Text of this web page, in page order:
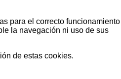
para el correcto funcionamiento
la navegación ni uso de sus
de estas cookies.